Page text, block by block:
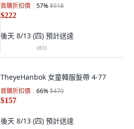
首購折扣價 57%$518
$222
後天 8/13 (四) 預計送達
(83)
TheyeHanbok 女童韓服髮帶 4-77
首購折扣價 66%$470
$157
後天 8/13 (四) 預計送達